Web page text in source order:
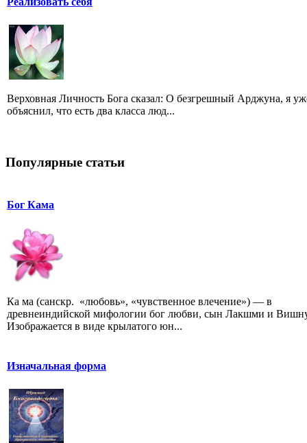
Верховная Личность Бога сказал: O безгрешный Арджуна, я
объяснил, что есть два класса люд...
Популярные статьи
Бог Кама
Ка ма (санскр. «любовь», «чувственное влечение») — в
древнеиндийской мифологии бог любви, сын Лакшми и
Изображается в виде крылатого юн...
Изначальная форма